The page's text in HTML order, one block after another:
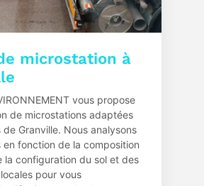
microstation à
vous propose
de microstations adaptées
Granville. Nous analysons
en fonction de la composition
la configuration du sol et des
pour vous